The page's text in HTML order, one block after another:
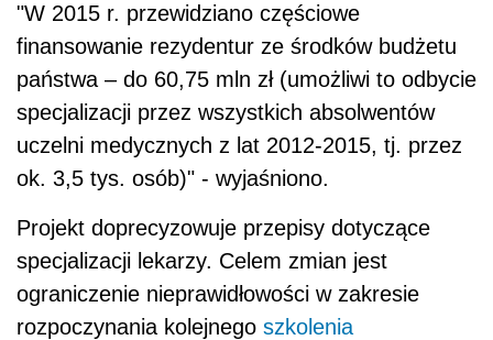
"W 2015 r. przewidziano częściowe
finansowanie rezydentur ze środków budżetu
państwa – do 60,75 mln zł (umożliwi to odbycie
specjalizacji przez wszystkich absolwentów
uczelni medycznych z lat 2012-2015, tj. przez
ok. 3,5 tys. osób)" - wyjaśniono.
Projekt doprecyzowuje przepisy dotyczące
specjalizacji lekarzy. Celem zmian jest
ograniczenie nieprawidłowości w zakresie
rozpoczynania kolejnego szkolenia